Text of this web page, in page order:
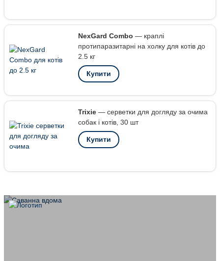
NexGard Combo — краплі
протипаразитарні на холку для котів до
2.5 кг
Купити
Trixie— серветки для догляду за очима
собак і котів, 30 шт
Купити